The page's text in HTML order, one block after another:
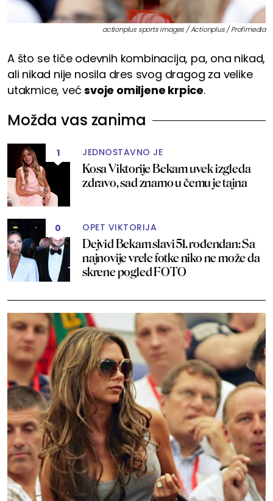
actionplus sports images / Actionplus / Profimedia
A što se tiče odevnih kombinacija, pa, ona nikad,
ali nikad nije nosila dres svog dragog za velike
utakmice, većsvoje omiljene krpice.
Možda vas zanima
1 JEDNOSTAVNO JE
Kosa Viktorije Bekam uvek izgleda
zdravo, sad znamo u čemu je tajna
0 OPET VIKTORIJA
Dejvid Bekam slavi 51. rođendan: Sa
najnovije vrele fotke niko ne može da
skrene pogled FOTO